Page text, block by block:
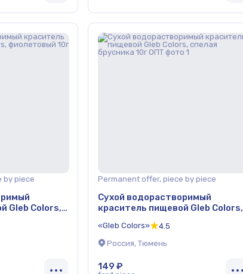
by piece
Gleb Colors,
Permanent offer, piece by piece
Сухой водорастворимый
краситель пищевой Gleb Colors,
«Gleb Colors»
4.5
Россия, Тюмень
149 ₽